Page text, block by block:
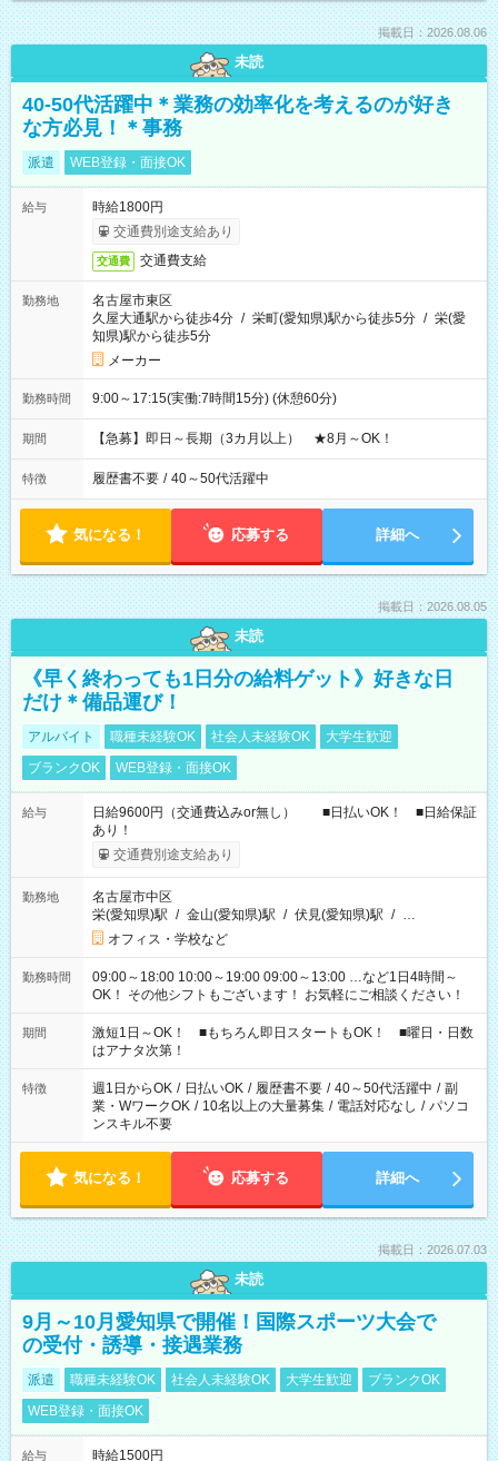
掲載日：2026.08.06
未読
40-50代活躍中＊業務の効率化を考えるのが好き
な方必見！＊事務
派遣 WEB登録・面接OK
給与
時給1800円
交通費別途支給あり
交通費 交通費支給
勤務地
名古屋市東区
久屋大通駅から徒歩4分 / 栄町(愛知県)駅から徒歩5分 / 栄(愛
知県)駅から徒歩5分
メーカー
勤務時間 9:00～17:15(実働:7時間15分) (休憩60分)
期間 【急募】即日～長期（3カ月以上） ★8月～OK！
特徴 履歴書不要 / 40～50代活躍中
気になる！ 応募する 詳細へ
掲載日：2026.08.05
未読
《早く終わっても1日分の給料ゲット》好きな日
だけ＊備品運び！
アルバイト 職種未経験OK 社会人未経験OK
大学生歓迎
ブランクOK
WEB登録・面接OK
給与
日給9600円（交通費込みor無し） ■日払いOK！ ■日給保証
あり！
交通費別途支給あり
勤務地
名古屋市中区
栄(愛知県)駅 / 金山(愛知県)駅 / 伏見(愛知県)駅 / …
オフィス・学校など
勤務時間
09:00～18:00 10:00～19:00 09:00～13:00 …など1日4時間～
OK！ その他シフトもございます！ お気軽にご相談ください！
期間
激短1日～OK！ ■もちろん即日スタートもOK！ ■曜日・日数
はアナタ次第！
特徴 週1日からOK / 日払いOK / 履歴書不要 / 40～50代活躍中 / 副
業・WワークOK / 10名以上の大量募集 / 電話対応なし / パソコ
ンスキル不要
気になる！ 応募する 詳細へ
掲載日：2026.07.03
未読
9月～10月愛知県で開催！国際スポーツ大会で
の受付・誘導・接遇業務
派遣 職種未経験OK 社会人未経験OK 大学生歓迎
ブランクOK
WEB登録・面接OK
給与
時給1500円